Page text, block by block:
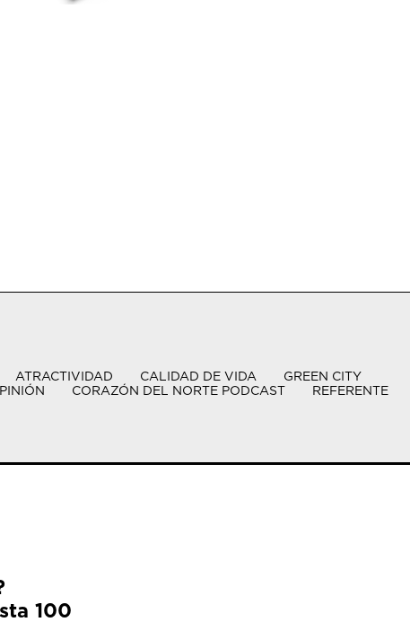
ATRACTIVIDAD CALIDAD DE VIDA
GREEN CITY
CORAZÓN DEL NORTE PODCAST REFERENTE
100